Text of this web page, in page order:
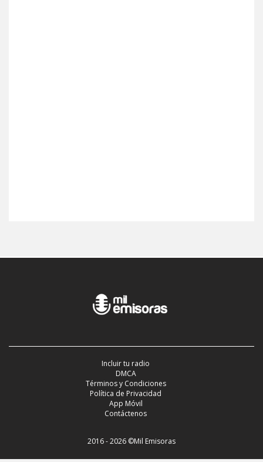
Incluir tu radio
DMCA
Términos y Condiciones
Política de Privacidad
App Móvil
Contáctenos
2016 - 2026 ©Mil Emisoras